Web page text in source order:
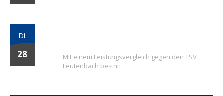
Di.
28
Mit einem Leistungsvergleich gegen den TSV
Leutenbach bestritt